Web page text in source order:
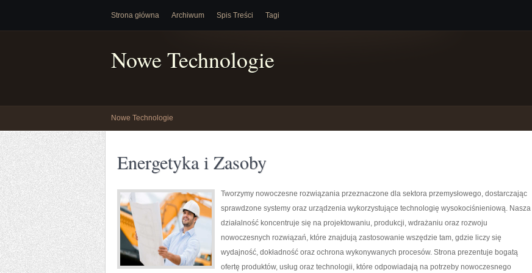
Strona główna Archiwum Spis Treści Tagi
Nowe Technologie
Nowe Technologie
Energetyka i Zasoby
Tworzymy nowoczesne rozwiązania przeznaczone dla sektora przemysłowego, dostarczając
sprawdzone systemy oraz urządzenia wykorzystujące technologię wysokociśnieniową. Nasza
działalność koncentruje się na projektowaniu, produkcji, wdrażaniu oraz rozwoju
nowoczesnych rozwiązań, które znajdują zastosowanie wszędzie tam, gdzie liczy się
wydajność, dokładność oraz ochrona wykonywanych procesów. Strona prezentuje bogatą
ofertę produktów, usług oraz technologii, które odpowiadają na potrzeby nowoczesnego